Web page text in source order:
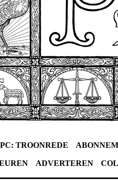
TROONREDE
ADVERTEREN